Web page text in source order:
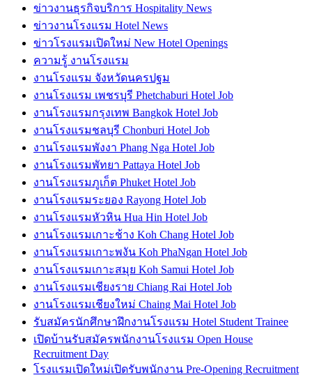
ข่าวงานธุรกิจบริการ Hospitality News
ข่าวงานโรงแรม Hotel News
ข่าวโรงแรมเปิดใหม่ New Hotel Openings
ความรู้ งานโรงแรม
งานโรงแรม จังหวัดนครปฐม
งานโรงแรม เพชรบุรี Phetchaburi Hotel Job
งานโรงแรมกรุงเทพ Bangkok Hotel Job
งานโรงแรมชลบุรี Chonburi Hotel Job
งานโรงแรมพังงา Phang Nga Hotel Job
งานโรงแรมพัทยา Pattaya Hotel Job
งานโรงแรมภูเก็ต Phuket Hotel Job
งานโรงแรมระยอง Rayong Hotel Job
งานโรงแรมหัวหิน Hua Hin Hotel Job
งานโรงแรมเกาะช้าง Koh Chang Hotel Job
งานโรงแรมเกาะพงัน Koh PhaNgan Hotel Job
งานโรงแรมเกาะสมุย Koh Samui Hotel Job
งานโรงแรมเชียงราย Chiang Rai Hotel Job
งานโรงแรมเชียงใหม่ Chaing Mai Hotel Job
รับสมัครนักศึกษาฝึกงานโรงแรม Hotel Student Trainee
เปิดบ้านรับสมัครพนักงานโรงแรม Open House
Recruitment Day
โรงแรมเปิดใหม่เปิดรับพนักงาน Pre-Opening Recruitment